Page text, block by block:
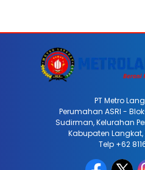
PT Metro
Perumahan ASRI -
Sudirman, Kelurahan
Kabupaten
Telp +62